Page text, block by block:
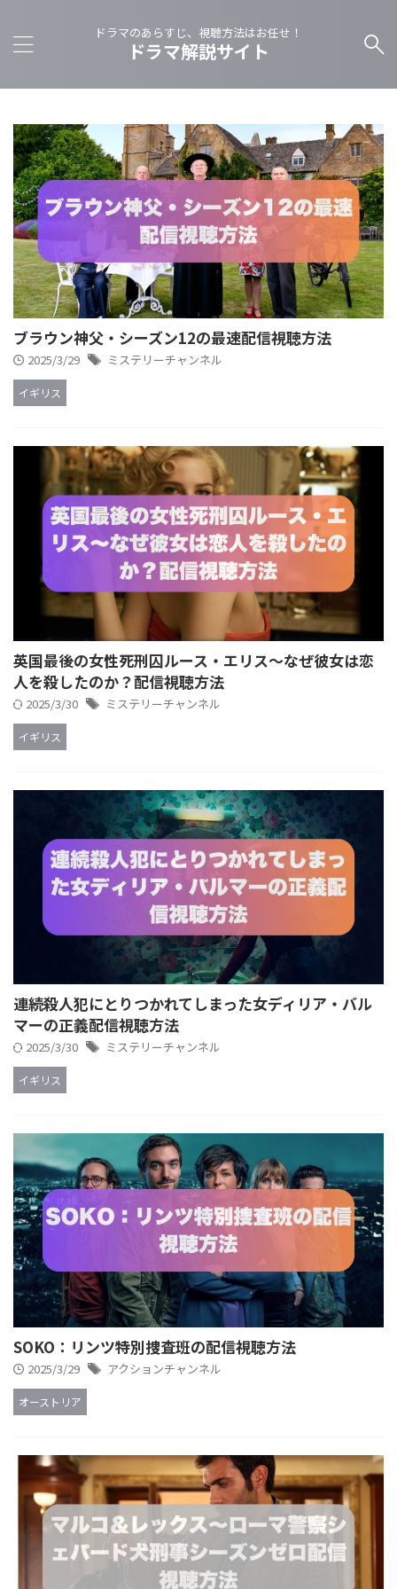
ドラマのあらすじ、視聴方法はお任せ！
ドラマ解説サイト
ブラウン神父・シーズン12の最速配信視聴方法
2025/3/29 ミステリーチャンネル
イギリス
英国最後の女性死刑囚ルース・エリス～なぜ彼女は恋
人を殺したのか？配信視聴方法
2025/3/30 ミステリーチャンネル
イギリス
連続殺人犯にとりつかれてしまった女ディリア・バル
マーの正義配信視聴方法
2025/3/30 ミステリーチャンネル
イギリス
SOKO：リンツ特別捜査班の配信視聴方法
2025/3/29 アクションチャンネル
オーストリア